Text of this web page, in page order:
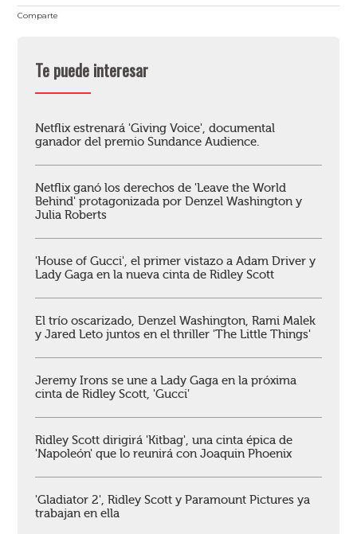
Comparte
Te puede interesar
Netflix estrenará 'Giving Voice', documental
ganador del premio Sundance Audience.
Netflix ganó los derechos de 'Leave the World
Behind' protagonizada por Denzel Washington y
Julia Roberts
'House of Gucci', el primer vistazo a Adam Driver y
Lady Gaga en la nueva cinta de Ridley Scott
El trío oscarizado, Denzel Washington, Rami Malek
y Jared Leto juntos en el thriller 'The Little Things'
Jeremy Irons se une a Lady Gaga en la próxima
cinta de Ridley Scott, 'Gucci'
Ridley Scott dirigirá 'Kitbag', una cinta épica de
'Napoleón' que lo reunirá con Joaquin Phoenix
'Gladiator 2', Ridley Scott y Paramount Pictures ya
trabajan en ella